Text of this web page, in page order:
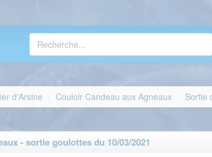
d'Arsine Couloir Candeau aux Agneaux Sortie
- sortie goulottes du 10/03/2021